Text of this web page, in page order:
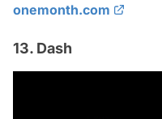
onemonth.com
13. Dash